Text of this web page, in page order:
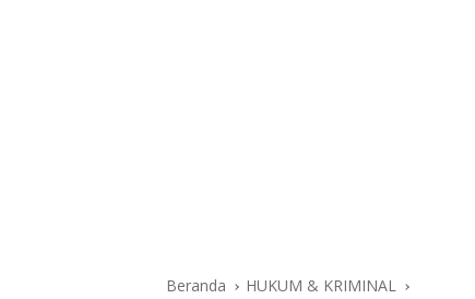
Beranda HUKUM & KRIMINAL